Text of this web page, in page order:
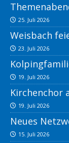
25. Juli 2026
Weisbach
23. Juli 2026
19. Juli 2026
Kirchenchor
19. Juli 2026
Neues
15. Juli 2026